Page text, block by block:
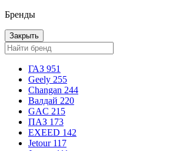
Бренды
Закрыть
ГАЗ 951
Geely 255
Changan 244
Валдай 220
GAC 215
ПАЗ 173
EXEED 142
Jetour 117